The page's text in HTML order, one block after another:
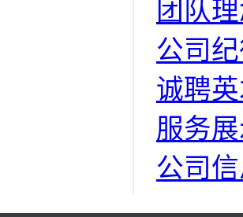
团队
公司
诚聘
服务
公司